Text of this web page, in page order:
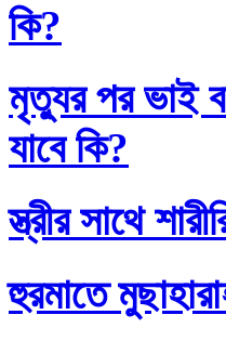
কি?
মৃত্যুর পর ভাই
যাবে কি?
স্ত্রীর সাথে
হুরমাতে